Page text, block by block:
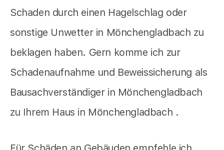
Schaden durch einen Hagelschlag oder
sonstige Unwetter in Mönchengladbach zu
beklagen haben. Gern komme ich zur
Schadenaufnahme und Beweissicherung als
Bausachverständiger in Mönchengladbach
zu Ihrem Haus in Mönchengladbach .